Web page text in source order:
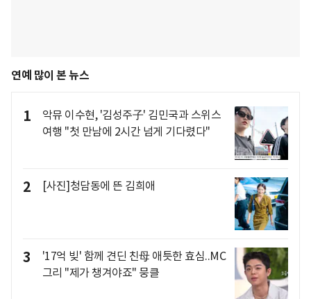
연예 많이 본 뉴스
1
악뮤 이수현, '김성주子' 김민국과 스위스
여행 "첫 만남에 2시간 넘게 기다렸다"
2 [사진]청담동에 뜬 김희애
3
'17억 빚' 함께 견딘 친母 애틋한 효심..MC
그리 "제가 챙겨야죠" 뭉클